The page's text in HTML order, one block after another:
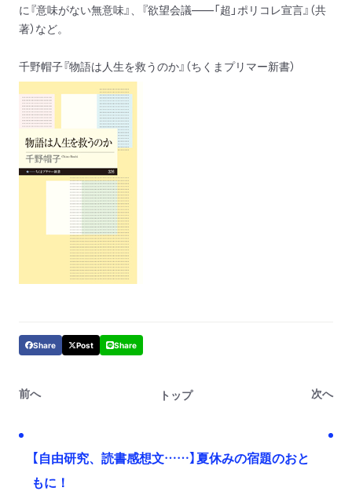
に『意味がない無意味』、『欲望会議——「超」ポリコレ宣言』（共
著）など。
千野帽子『物語は人生を救うのか』（ちくまプリマー新書）
Share Post Share
前へ トップ 次へ
【自由研究、読書感想文……】夏休みの宿題のおと
もに！